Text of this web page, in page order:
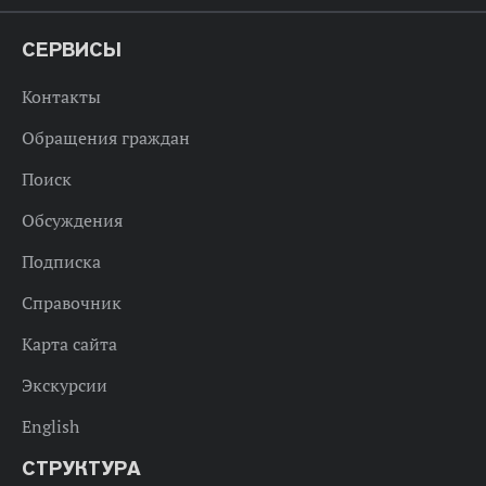
СЕРВИСЫ
Контакты
Обращения граждан
Поиск
Обсуждения
Подписка
Справочник
Карта сайта
Экскурсии
English
СТРУКТУРА